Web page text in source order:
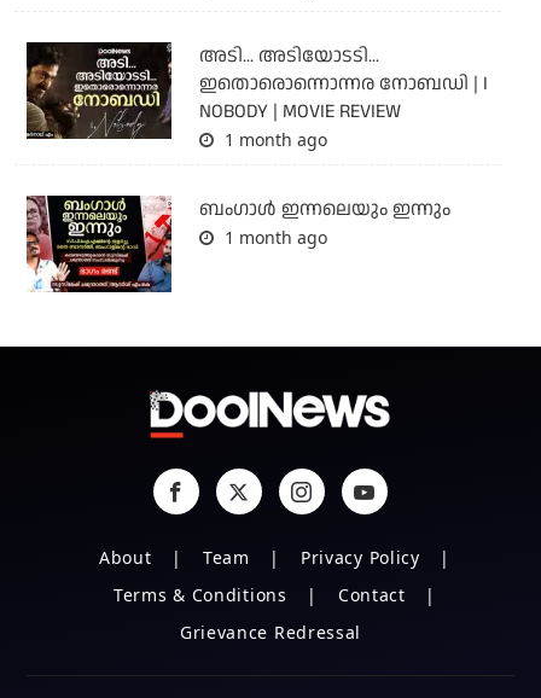
അടി... അടിയോടടി...
ഇതൊരൊന്നൊന്നര നോബഡി | I
NOBODY | MOVIE REVIEW
1 month ago
ബംഗാള്‍ ഇന്നലെയും ഇന്നും
1 month ago
About Team
Privacy Policy
Terms & Conditions
Contact
Grievance Redressal